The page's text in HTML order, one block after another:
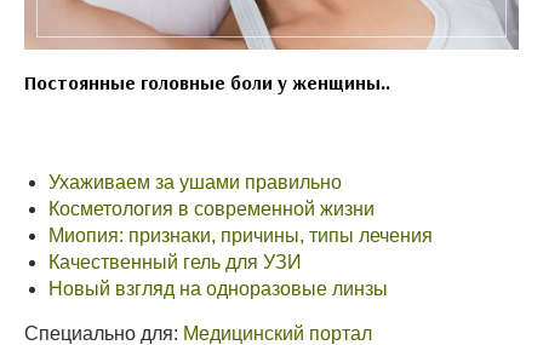
Постоянные головные боли у женщины..
Ухаживаем за ушами правильно
Косметология в современной жизни
Миопия: признаки, причины, типы лечения
Качественный гель для УЗИ
Новый взгляд на одноразовые линзы
Специально для: Медицинский портал